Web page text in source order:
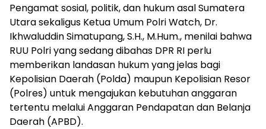
Pengamat sosial, politik, dan hukum asal Sumatera
Utara sekaligus Ketua Umum Polri Watch, Dr.
Ikhwaluddin Simatupang, S.H., M.Hum., menilai bahwa
RUU Polri yang sedang dibahas DPR RI perlu
memberikan landasan hukum yang jelas bagi
Kepolisian Daerah (Polda) maupun Kepolisian Resor
(Polres) untuk mengajukan kebutuhan anggaran
tertentu melalui Anggaran Pendapatan dan Belanja
Daerah (APBD).